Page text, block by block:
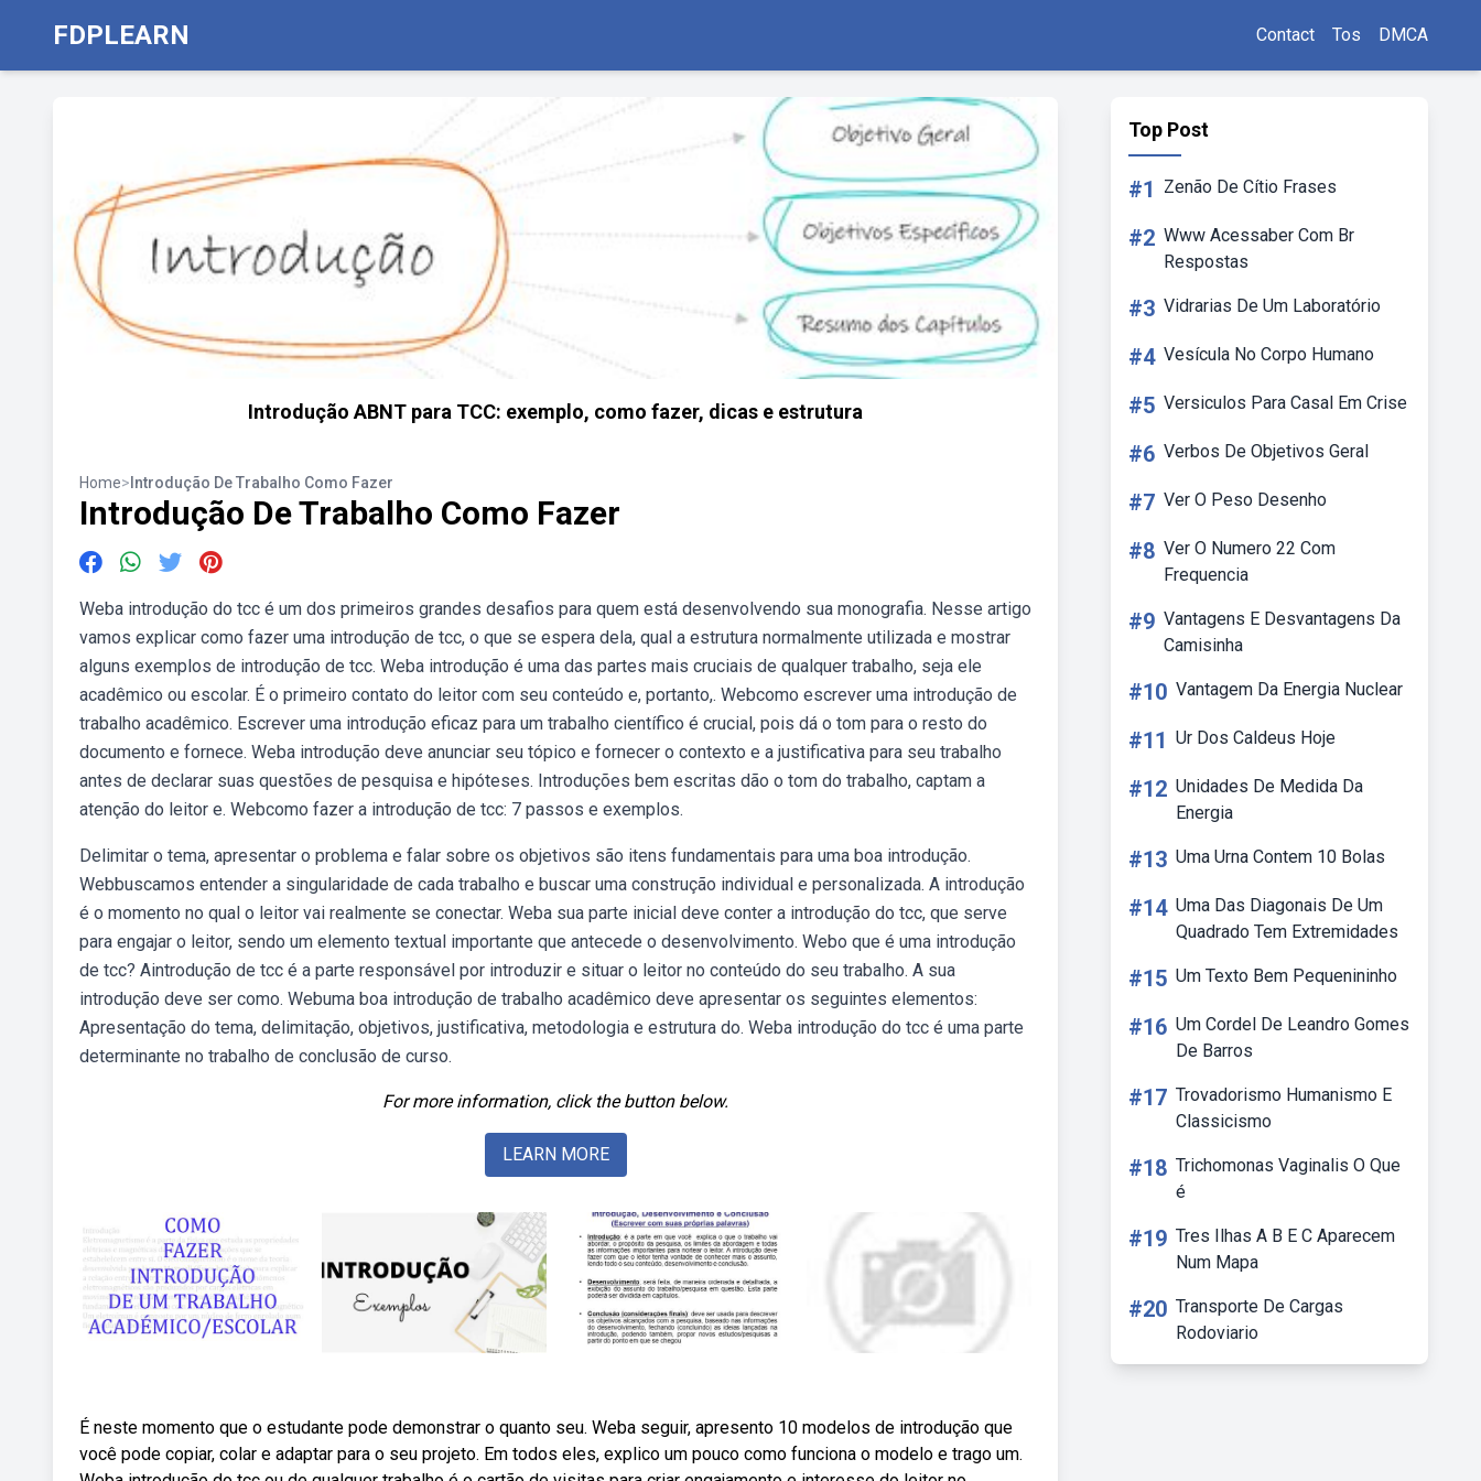
FDPLEARN Contact Tos DMCA
Introdução ABNT para TCC: exemplo, como fazer, dicas e estrutura
Home> Introdução De Trabalho Como Fazer
Introdução De Trabalho Como Fazer
Weba introdução do tcc é um dos primeiros grandes desafios para quem está desenvolvendo sua monografia. Nesse artigo
vamos explicar como fazer uma introdução de tcc, o que se espera dela, qual a estrutura normalmente utilizada e mostrar
alguns exemplos de introdução de tcc. Weba introdução é uma das partes mais cruciais de qualquer trabalho, seja ele
acadêmico ou escolar. É o primeiro contato do leitor com seu conteúdo e, portanto,. Webcomo escrever uma introdução de
trabalho acadêmico. Escrever uma introdução eficaz para um trabalho científico é crucial, pois dá o tom para o resto do
documento e fornece. Weba introdução deve anunciar seu tópico e fornecer o contexto e a justificativa para seu trabalho
antes de declarar suas questões de pesquisa e hipóteses. Introduções bem escritas dão o tom do trabalho, captam a
atenção do leitor e. Webcomo fazer a introdução de tcc: 7 passos e exemplos.
Delimitar o tema, apresentar o problema e falar sobre os objetivos são itens fundamentais para uma boa introdução.
Webbuscamos entender a singularidade de cada trabalho e buscar uma construção individual e personalizada. A introdução
é o momento no qual o leitor vai realmente se conectar. Weba sua parte inicial deve conter a introdução do tcc, que serve
para engajar o leitor, sendo um elemento textual importante que antecede o desenvolvimento. Webo que é uma introdução
de tcc? Aintrodução de tcc é a parte responsável por introduzir e situar o leitor no conteúdo do seu trabalho. A sua
introdução deve ser como. Webuma boa introdução de trabalho acadêmico deve apresentar os seguintes elementos:
Apresentação do tema, delimitação, objetivos, justificativa, metodologia e estrutura do. Weba introdução do tcc é uma parte
determinante no trabalho de conclusão de curso.
For more information, click the button below.
LEARN MORE
É neste momento que o estudante pode demonstrar o quanto seu. Weba seguir, apresento 10 modelos de introdução que
você pode copiar, colar e adaptar para o seu projeto. Em todos eles, explico um pouco como funciona o modelo e trago um.
Top Post
#1 Zenão De Cítio Frases
#2 Www Acessaber Com Br
Respostas
#3 Vidrarias De Um Laboratório
#4 Vesícula No Corpo Humano
#5 Versiculos Para Casal Em Crise
#6 Verbos De Objetivos Geral
#7 Ver O Peso Desenho
#8 Ver O Numero 22 Com
Frequencia
#9 Vantagens E Desvantagens Da
Camisinha
#10 Vantagem Da Energia Nuclear
#11 Ur Dos Caldeus Hoje
#12 Unidades De Medida Da
Energia
#13 Uma Urna Contem 10 Bolas
#14 Uma Das Diagonais De Um
Quadrado Tem Extremidades
#15 Um Texto Bem Pequenininho
#16 Um Cordel De Leandro Gomes
De Barros
#17 Trovadorismo Humanismo E
Classicismo
#18 Trichomonas Vaginalis O Que
é
#19 Tres Ilhas A B E C Aparecem
Num Mapa
#20 Transporte De Cargas
Rodoviario